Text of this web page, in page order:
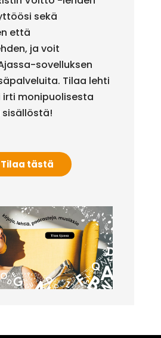
sekä
että
ja voit
sovelluksen
Tilaa lehti
irti monipuolisesta
Tilaa tästä